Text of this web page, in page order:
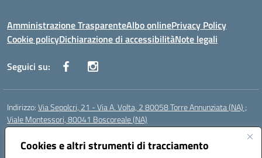
Cookies e altri strumenti di tracciamento
Amministrazione TrasparenteAlbo onlinePrivacy Policy
Cookie policyDichiarazione di accessibilitàNote legali
Seguici su:
Indirizzo:Via Sepolcri, 21 - Via A. Volta, 2 80058 Torre Annunziata (NA) ;
Viale Montessori, 80041 Boscoreale (NA)
Centralino:
Posta elettronica certificata (PEC):nais04100b@pec.istruzione.it